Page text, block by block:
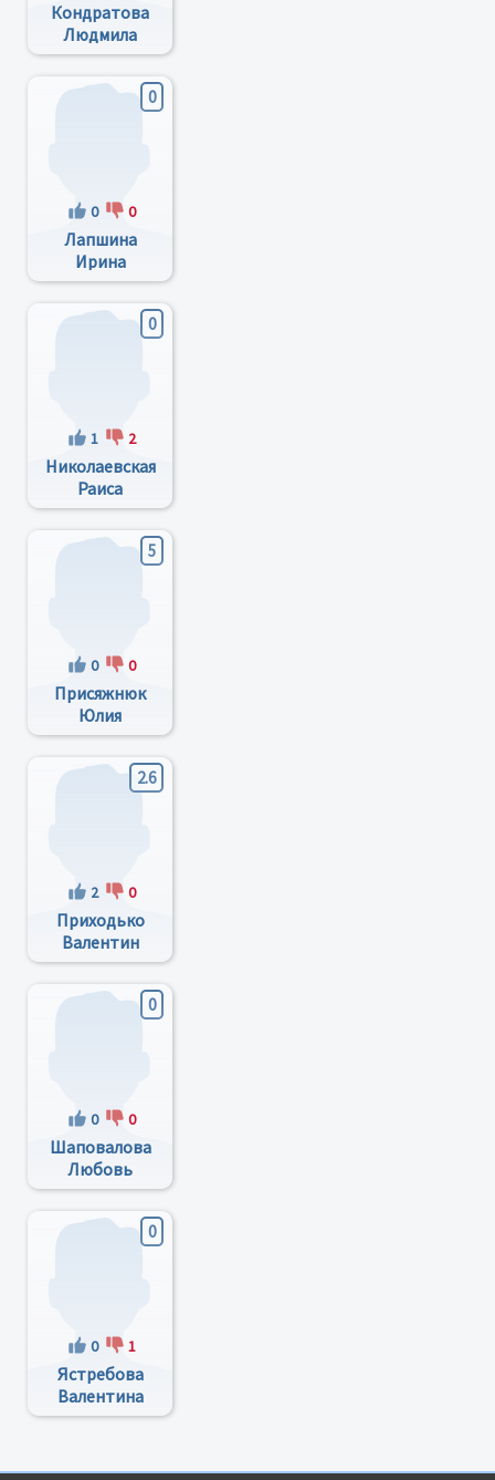
Кондратова
Людмила
Григорьевна
0
0 0
Лапшина
Ирина
Сергеевна
0
1 2
Николаевская
Раиса
Никитична
5
0 0
Присяжнюк
Юлия
Сергеевна
2.6
2 0
Приходько
Валентин
Николаевич
0
0 0
Шаповалова
Любовь
Анатольевна
0
0 1
Ястребова
Валентина
Яковлевна